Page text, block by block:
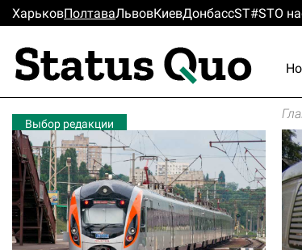
ХарьковПолтаваЛьвовКиевДонбассST#STО
Выбор редакции